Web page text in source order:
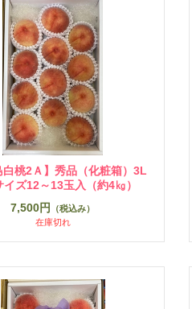
白桃2Ａ】秀品（化粧箱）3L
ズ12～13玉入（約4㎏）
7,500円
（税込み）
在庫切れ